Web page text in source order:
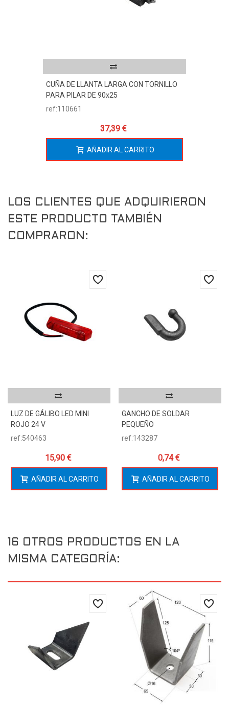
CUÑA DE LLANTA LARGA CON TORNILLO
PARA PILAR DE 90x25
ref:110661
37,39 €
AÑADIR AL CARRITO
LOS CLIENTES QUE ADQUIRIERON
ESTE PRODUCTO TAMBIÉN
COMPRARON:
LUZ DE GÁLIBO LED MINI
ROJO 24 V
ref:540463
15,90 €
AÑADIR AL CARRITO
GANCHO DE SOLDAR
PEQUEÑO
ref:143287
0,74 €
AÑADIR AL CARRITO
16 OTROS PRODUCTOS EN LA
MISMA CATEGORÍA: